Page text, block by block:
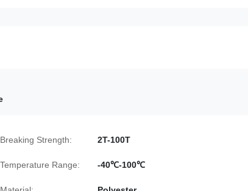
Breaking Strength: 2T-100T
Temperature Range: -40℃-100℃